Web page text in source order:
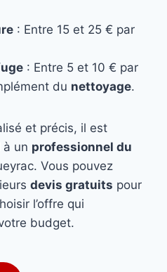
: Entre 15 et 25 € par
: Entre 5 et 10 € par
du nettoyage.
et précis, il est
à un professionnel du
Vous pouvez
devis gratuits pour
l’offre qui
budget.